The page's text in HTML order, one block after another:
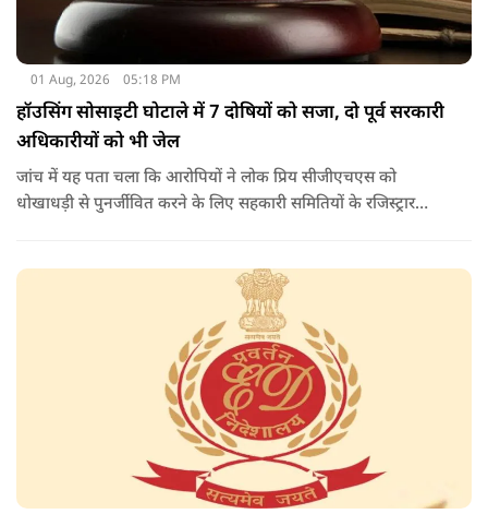
01 Aug, 2026 05:18 PM
हॉउसिंग सोसाइटी घोटाले में 7 दोषियों को सजा, दो पूर्व सरकारी
अधिकारीयों को भी जेल
जांच में यह पता चला कि आरोपियों ने लोक प्रिय सीजीएचएस को
धोखाधड़ी से पुनर्जीवित करने के लिए सहकारी समितियों के रजिस्ट्रार
प्राधिकरण (डीडीए) से भूमि का आवंटन प्राप्त किया.